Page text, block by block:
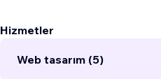
Hizmetler
Web tasarım (5)